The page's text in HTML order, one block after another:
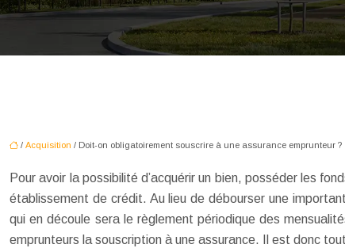
/ Acquisition / Doit-on obligatoirement souscrire à une assurance emprunteur ?
Pour avoir la possibilité d’acquérir un bien, posséder les
établissement de crédit. Au lieu de débourser une
qui en découle sera le règlement périodique des
emprunteurs la souscription à une assurance. Il est donc